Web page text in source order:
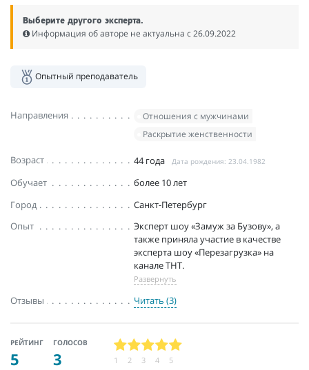
Выберите другого эксперта.
Информация об авторе не актуальна c 26.09.2022
Опытный преподаватель
Направления
Отношения с мужчинами
Раскрытие женственности
Возраст 44 года Дата рождения: 23.04.1982
Обучает
более 10 лет
Город
Санкт-Петербург
Опыт
Эксперт шоу «Замуж за Бузову», а
также приняла участие в качестве
эксперта шоу «Перезагрузка» на
канале ТНТ.
Развернуть
Отзывы Читать (3)
РЕЙТИНГ
5
ГОЛОСОВ
3 1 2 3 4 5